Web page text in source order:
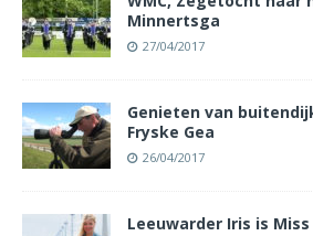
Minnertsga
27/04/2017
Genieten van
Fryske Gea
26/04/2017
Leeuwarder Iris is Miss